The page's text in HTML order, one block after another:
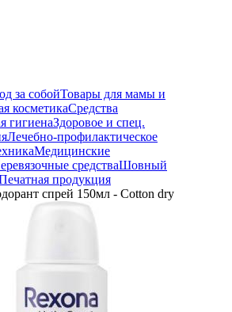
за собойТовары для мамы и
косметикаСредства
гигиенаЗдоровое и спец.
Лечебно-профилактическое
Медицинские
средстваШовный
продукция
спрей 150мл - Cotton dry